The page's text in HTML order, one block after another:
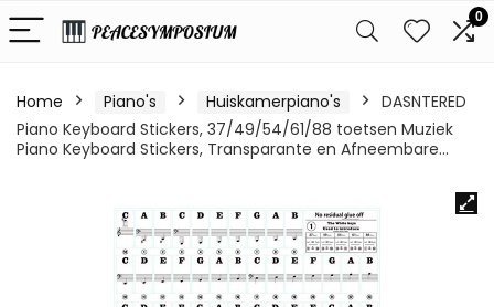
0
Home Piano's Huiskamerpiano's
DASNTERED
Piano Keyboard Stickers, 37/49/54/61/88 toetsen Muziek
Piano Keyboard Stickers, Transparante en Afneembare…